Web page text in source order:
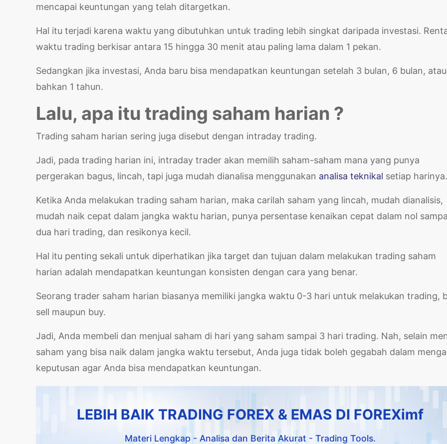
mencapai keuntungan yang telah ditargetkan.
Hal itu terjadi karena waktu yang dibutuhkan untuk trading lebih singkat daripada investasi.
waktu trading berkisar antara 15 hingga 30 menit atau paling lama dalam 1 pekan.
Sedangkan jika investasi, Anda baru bisa mendapatkan keuntungan setelah 3 bulan, 6 bulan, atau
bahkan 1 tahun.
Lalu, apa itu trading saham harian ?
Trading saham harian sering juga disebut dengan intraday trading.
Jadi, pada trading harian ini, intraday trader akan memilih saham-saham mana yang punya
pergerakan bagus, lincah, tapi juga mudah dianalisa menggunakan analisa teknikal setiap
Ketika Anda melakukan trading saham harian, maka carilah saham yang lincah, mudah dianalisis,
mudah naik cepat dalam jangka waktu harian, punya persentase kenaikan cepat dalam nol
dua hari trading, dan resikonya kecil.
Hal itu penting sekali untuk diperhatikan jika target dan tujuan dalam melakukan trading saham
harian adalah mendapatkan keuntungan konsisten dengan cara yang benar.
Seorang trader saham harian biasanya memiliki jangka waktu 0-3 hari untuk melakukan trading,
sell maupun buy.
Jadi, Anda membeli dan menjual saham di hari yang saham sampai 3 hari trading. Nah, selain
saham yang bisa naik dalam jangka waktu tersebut, Anda juga tidak boleh gegabah dalam
keputusan agar Anda bisa mendapatkan keuntungan.
LEBIH BAIK TRADING FOREX & EMAS DI FOREXimf
Materi Lengkap - Analisa dan Berita Akurat - Trading Tools.